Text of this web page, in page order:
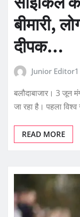
बीमारी,
दीपक…
Junior Editor1
बलौदाबाजार। 3 जून
जा रहा है। पहला
READ MORE